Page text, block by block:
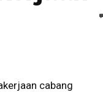
cabang